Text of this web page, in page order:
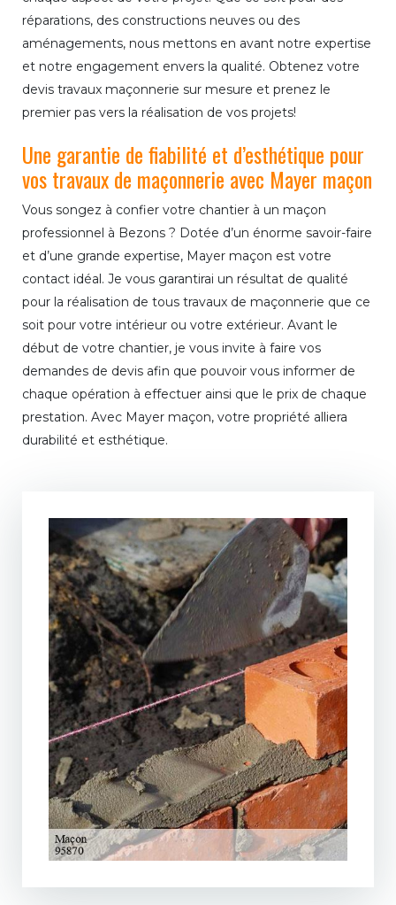
réparations, des constructions neuves ou des
aménagements, nous mettons en avant notre expertise
et notre engagement envers la qualité. Obtenez votre
devis travaux maçonnerie sur mesure et prenez le
premier pas vers la réalisation de vos projets!
Une garantie de fiabilité et d’esthétique pour
vos travaux de maçonnerie avec Mayer maçon
Vous songez à confier votre chantier à un maçon
professionnel à Bezons ? Dotée d’un énorme savoir-faire
et d’une grande expertise, Mayer maçon est votre
contact idéal. Je vous garantirai un résultat de qualité
pour la réalisation de tous travaux de maçonnerie que ce
soit pour votre intérieur ou votre extérieur. Avant le
début de votre chantier, je vous invite à faire vos
demandes de devis afin que pouvoir vous informer de
chaque opération à effectuer ainsi que le prix de chaque
prestation. Avec Mayer maçon, votre propriété alliera
durabilité et esthétique.